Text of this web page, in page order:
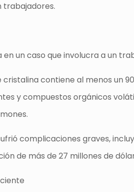
trabajadores.
un caso que involucra a un
contiene al menos un
y compuestos orgánicos
complicaciones graves,
de más de 27 millones de